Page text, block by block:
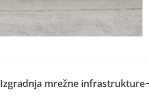
Izgradnja mrežne infrastrukture